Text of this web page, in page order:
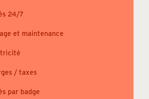
24/7
et maintenance
/ taxes
par badge